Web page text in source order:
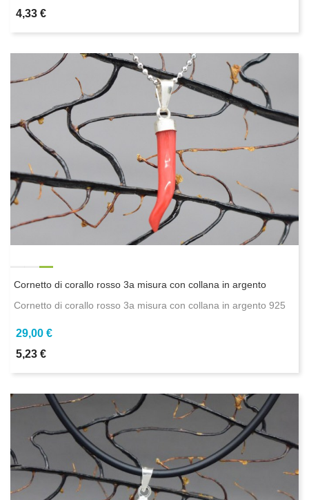
4,33 €
Cornetto di corallo rosso 3a misura con collana in argento
Cornetto di corallo rosso 3a misura con collana in argento 925
29,00 €
5,23 €